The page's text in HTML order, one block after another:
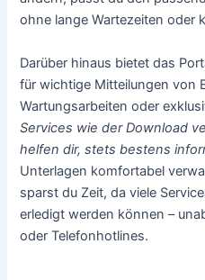
ohne lange Wartezeiten oder
Darüber hinaus bietet das
für wichtige Mitteilungen von
Wartungsarbeiten oder
Services wie der Download
helfen dir, stets bestens
Unterlagen komfortabel
sparst du Zeit, da viele
erledigt werden können –
oder Telefonhotlines.